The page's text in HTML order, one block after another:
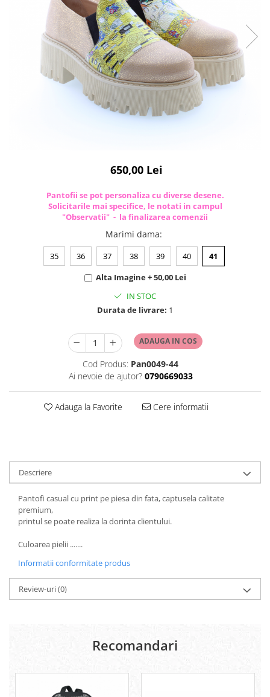
650,00 Lei
Pantofii se pot personaliza cu diverse desene.
Solicitarile mai specifice, le notati in campul
"Observatii" - la finalizarea comenzii
Marimi dama:
35 36 37 38 39 40
41
Alta Imagine + 50,00 Lei
IN STOC
Durata de livrare: 1
ADAUGA IN COS
Cod Produs: Pan0049-44
Ai nevoie de ajutor? 0790669033
Adauga la Favorite Cere informatii
Descriere
Pantofi casual cu print pe piesa din fata, captusela calitate
premium,
printul se poate realiza la dorinta clientului.
Culoarea pielii .......
Informatii conformitate produs
Review-uri(0)
Recomandari